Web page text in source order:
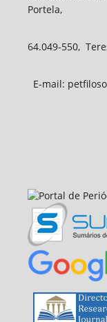
Portela,
64.049-550,
E-mail: